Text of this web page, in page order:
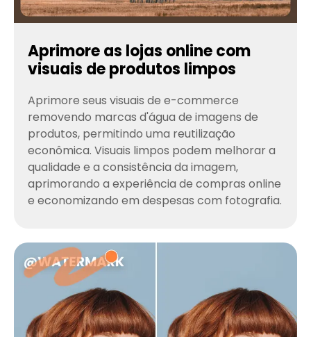
Aprimore as lojas online com
visuais de produtos limpos
Aprimore seus visuais de e-commerce
removendo marcas d'água de imagens de
produtos, permitindo uma reutilização
econômica. Visuais limpos podem melhorar a
qualidade e a consistência da imagem,
aprimorando a experiência de compras online
e economizando em despesas com fotografia.